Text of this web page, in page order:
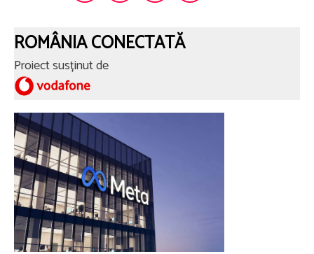
ROMÂNIA CONECTATĂ
Proiect susținut de